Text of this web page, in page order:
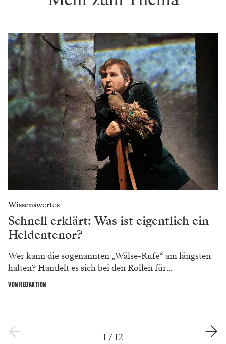
Wissenswertes
Schnell erklärt: Was ist eigentlich ein
Heldentenor?
Wer kann die sogenannten „Wälse-Rufe“ am längsten
halten? Handelt es sich bei den Rollen für...
VON REDAKTION
1 /12